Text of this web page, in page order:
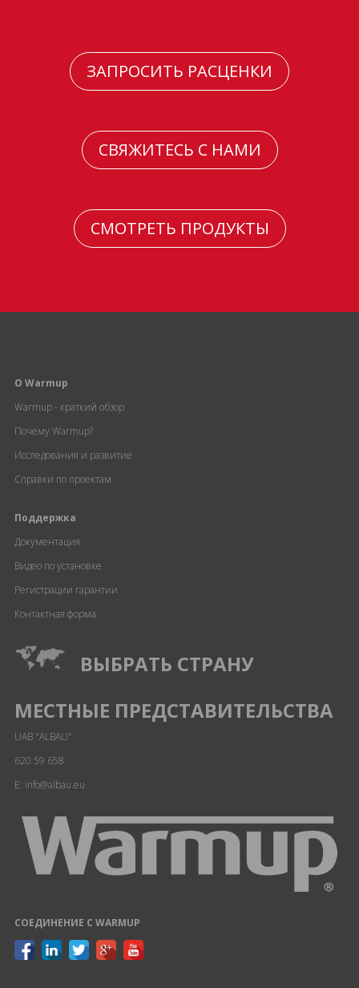
ЗАПРОСИТЬ РАСЦЕНКИ
СВЯЖИТЕСЬ С НАМИ
СМОТРЕТЬ ПРОДУКТЫ
О Warmup
Warmup - краткий обзор
Почему Warmup?
Исследования и развитие
Справки по проектам
Поддержка
Документация
Видео по установке
Регистрации гарантии
Контактная форма
ВЫБРАТЬ СТРАНУ
МЕСТНЫЕ ПРЕДСТАВИТЕЛЬСТВА
UAB "ALBAU"
620 59 658
E: info@albau.eu
СОЕДИНЕНИЕ С WARMUP